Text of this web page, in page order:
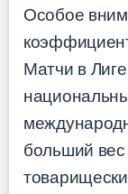
Особое
Матчи в
больший вес